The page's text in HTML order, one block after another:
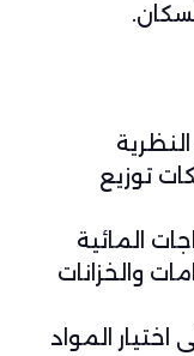
توزيع
المائية
والخزانات
المواد